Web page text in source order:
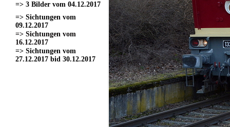
=> 3 Bilder vom 04.12.2017
=> Sichtungen vom
09.12.2017
=> Sichtungen vom
16.12.2017
=> Sichtungen vom
27.12.2017 bid 30.12.2017